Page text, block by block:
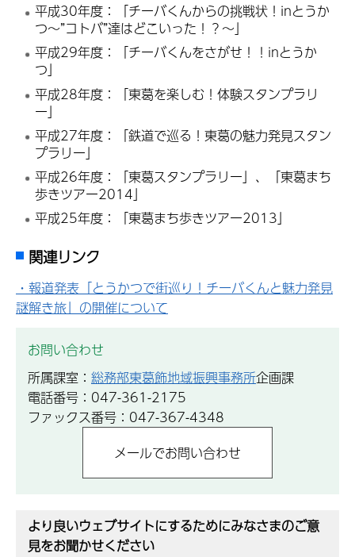
平成30年度：「チーバくんからの挑戦状！inとうか
つ～”コトバ”達はどこいった！？～」
平成29年度：「チーバくんをさがせ！！inとうか
つ」
平成28年度：「東葛を楽しむ！体験スタンプラリ
ー」
平成27年度：「鉄道で巡る！東葛の魅力発見スタン
プラリー」
平成26年度：「東葛スタンプラリー」、「東葛まち
歩きツアー2014」
平成25年度：「東葛まち歩きツアー2013」
関連リンク
・報道発表「とうかつで街巡り！チーバくんと魅力発見
謎解き旅」の開催について
お問い合わせ
所属課室： 総務部東葛飾地域振興事務所企画課
電話番号：047-361-2175
ファックス番号：047-367-4348
より良いウェブサイトにするためにみなさまのご意
見をお聞かせください